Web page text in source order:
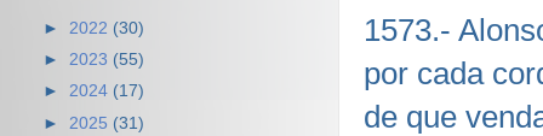
1573.-
por cada
de que
► 2022 (30)
► 2023 (55)
► 2024 (17)
► 2025 (31)